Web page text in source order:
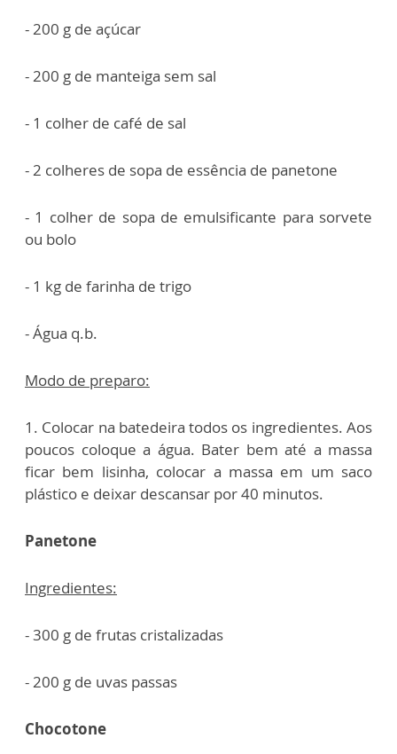
- 200 g de açúcar
- 200 g de manteiga sem sal
- 1 colher de café de sal
- 2 colheres de sopa de essência de panetone
- 1 colher de sopa de emulsificante para sorvete
ou bolo
- 1 kg de farinha de trigo
- Água q.b.
Modo de preparo:
1. Colocar na batedeira todos os ingredientes. Aos
poucos coloque a água. Bater bem até a massa
ficar bem lisinha, colocar a massa em um saco
plástico e deixar descansar por 40 minutos.
Panetone
Ingredientes:
- 300 g de frutas cristalizadas
- 200 g de uvas passas
Chocotone